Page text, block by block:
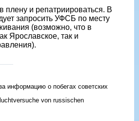
плену и репатриироваться. В
запросить УФСБ по месту
(возможно, что в
Ярославское, так и
информацию о побегах советских
von russischen